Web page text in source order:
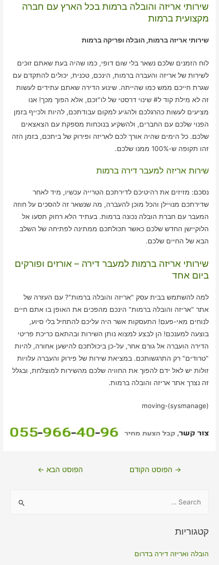
שירותי אריזה והובלה ברמות בכל הארץ עם חברה
מקצועית ברמות
שירותי אריזה ברמות, הובלה ופריקה ברמות
לוח הזמנים שלכם נשאר בלי שום דופי, כמו שהיה בעת שאתם זוכים
לשירות של אריזה והעברה ברמות, הינכם, טכנית, יכולים להתקדם עם
שגרת חייכם ממש כמו שהייתה. שינוע הדירה שאתם עתידים לעשות
זה לא מילת קוד ל# שינוי דרסטי של לו"זכם, אלא הפוך מכך! אנו
מציעים לעשות כהרגלכם ולהגיע למקום עבודתכם, להיות ולכייף בזמן
הפנוי שלכם עם החברים, ולהשקיע בנוכחות מספקת עם הצאצאים
שלכם. כל הימים שהיה אורך לכם לאריזה ופירוק של ביתכם, בזמן הזה
זהו תקופה ש-100% ממנו שלכם.
שירות אריזה למעבר דירה ברמות
נסכם: מזיזים את רהיטיכם לדירתכם הטרייה עכשיו, מיד לאחר
שדירתכם מנויילן והכל מוכן להעברה, מה שנשאר זה להסכים על חוזה
המעבר עם חברת הובלה נכונה ברמות. בעתיד הלא רחוק תסעו אל
הלוקיישן החדש שלכם כאשר תכולתכם ממתינה לפתיחה של השלב
הבא של החיים שלכם.
שירותי אריזה ברמות למעבר דירה – אורזים ופורקים
ביום אחד
למה להשתמש בבית עסק "אריזה והובלה ברמות"? עם העזרה של
אתר "אריזה והובלה ברמות" הינכם מהפכים את האופן בו אתם חיים
לנוחים מאי-פעם! התעסקות אשר היה עליכם להתחיל בלי סיוע,
בוצעה למענכם! הן לבצע למצוא נותן השירות ובהתאם כריכת פריטי
הדירה הועברה אל גורם אחר, על-כן ביכולתכם להישען אחורה, להיות
"טרודים" רק התרגשותכם. במציאת שירות של פירוק והעברה עלויות
זולות יש לאל ידם להפוך את החוויה שלכם מהשירות למוצלחת, ובגלל
זה נצרך אתר אריזה והובלה ברמות.
moving-(sysmanage)
ניווט→ הפוסט הקודם הפוסט הבא ←
r
קטגוריות
הובלה ואריזה דירה בדרום